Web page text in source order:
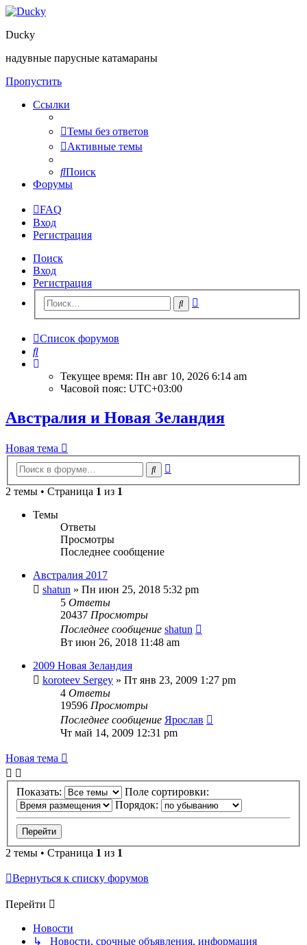
Ducky
надувные парусные катамараны
Пропустить
Ссылки
Темы без ответов
Активные темы
Поиск
Форумы
FAQ
Вход
Регистрация
Поиск
Вход
Регистрация
Поиск
Список форумов
Поиск
Текущее время: Пн авг 10, 2026 6:14 am
Часовой пояс: UTC+03:00
Австралия и Новая Зеландия
Новая тема
Поиск
2 темы • Страница 1 из 1
Темы
Ответы
Просмотры
Последнее сообщение
Австралия 2017
shatun » Пн июн 25, 2018 5:32 pm
5 Ответы
20437 Просмотры
Последнее сообщение shatun
Вт июн 26, 2018 11:48 am
2009 Новая Зеландия
koroteev Sergey » Пт янв 23, 2009 1:27 pm
4 Ответы
19596 Просмотры
Последнее сообщение Ярослав
Чт май 14, 2009 12:31 pm
Новая тема
Показать:
Поле сортировки:
Порядок:
2 темы • Страница 1 из 1
Вернуться к списку форумов
Перейти
Новости
↳ Новости, срочные объявления, информация